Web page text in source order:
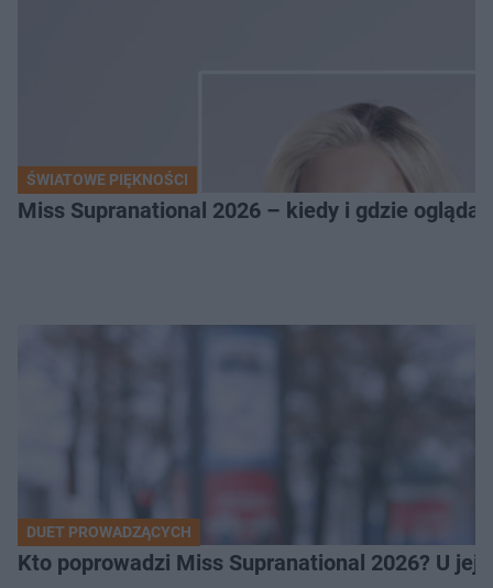
ŚWIATOWE PIĘKNOŚCI
Miss Supranational 2026 – kiedy i gdzie
DUET PROWADZĄCYCH
Kto poprowadzi Miss Supranational 2026? U jej